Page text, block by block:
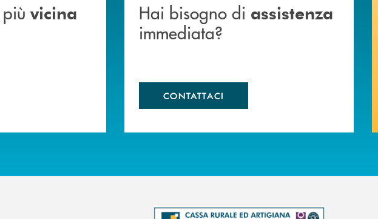
più vicina Hai bisogno di assistenza
immediata?
CONTATTACI